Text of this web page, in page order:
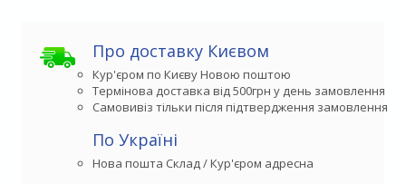
Про доставку Києвом
Кур'єром по Києву Новою поштою
Термінова доставка від 500грн у день замовлення
Самовивіз тільки після підтвердження замовлення
По Україні